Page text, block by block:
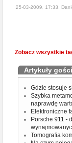
25-03-2009, 17:33,
Zobacz wszystkie
Artykuły
Gdzie stosuje
Szybka
naprawdę
Elektroniczne
Porsche 911 -
Tomografia